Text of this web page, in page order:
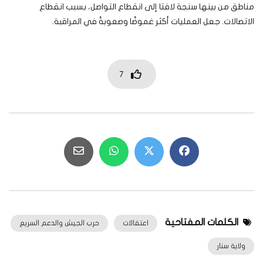
مناطق من بينها سنجة لافتا إلى انقطاع التواصل، بسبب انقطاع
الاتصالات. جعل العمليات أكثر غموضًا وصعوبةً في المراقبة.
7
الكلمات المفتاحية اعتقالات حرب الجيش والدعم السريع
ولاية سنار